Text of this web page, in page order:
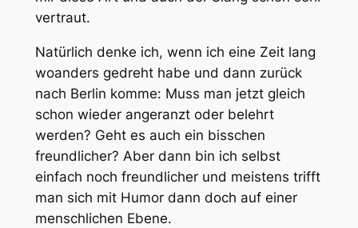
vertraut.
Natürlich denke ich, wenn ich eine Zeit lang
woanders gedreht habe und dann zurück
nach Berlin komme: Muss man jetzt gleich
schon wieder angeranzt oder belehrt
werden? Geht es auch ein bisschen
freundlicher? Aber dann bin ich selbst
einfach noch freundlicher und meistens trifft
man sich mit Humor dann doch auf einer
menschlichen Ebene.